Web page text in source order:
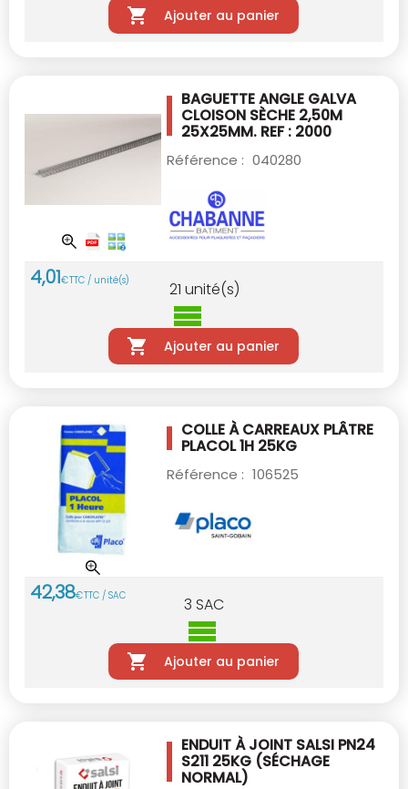
Ajouter au panier
BAGUETTE ANGLE GALVA
CLOISON SÈCHE 2,50M
25X25MM. REF : 2000
Référence : 040280
4,01€TTC / unité(s) 21 unité(s)
Ajouter au panier
COLLE À CARREAUX PLÂTRE
PLACOL 1H 25KG
Référence : 106525
42,38€TTC / SAC 3 SAC
Ajouter au panier
ENDUIT À JOINT SALSI PN24
S211 25KG (SÉCHAGE
NORMAL)